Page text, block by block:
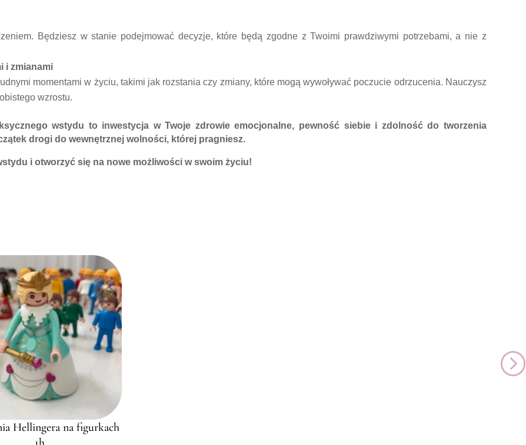
Będziesz w stanie podejmować decyzje, które będą zgodne z Twoimi prawdziwymi potrzebami, a nie z
i zmianami
momentami w życiu, takimi jak rozstania czy zmiany, które mogą wywoływać poczucie odrzucenia. Nauczysz
wzrostu.
wstydu to inwestycja w Twoje zdrowie emocjonalne, pewność siebie i zdolność do tworzenia
drogi do wewnętrznej wolności, której pragniesz.
i otworzyć się na nowe możliwości w swoim życiu!
Hellingera na figurkach